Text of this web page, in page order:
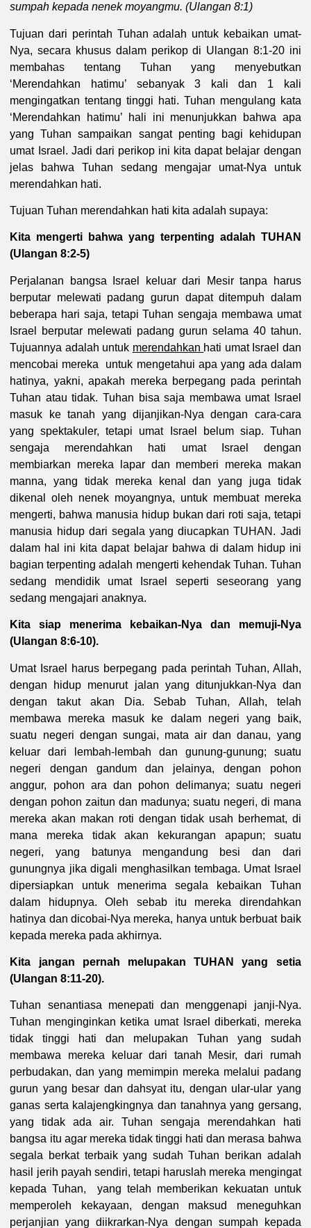
sumpah kepada nenek moyangmu. (Ulangan 8:1)
Tujuan dari perintah Tuhan adalah untuk kebaikan umat-
Nya, secara khusus dalam perikop di Ulangan 8:1-20 ini
membahas tentang Tuhan yang menyebutkan
‘Merendahkan hatimu’ sebanyak 3 kali dan 1 kali
mengingatkan tentang tinggi hati. Tuhan mengulang kata
‘Merendahkan hatimu’ hali ini menunjukkan bahwa apa
yang Tuhan sampaikan sangat penting bagi kehidupan
umat Israel. Jadi dari perikop ini kita dapat belajar dengan
jelas bahwa Tuhan sedang mengajar umat-Nya untuk
merendahkan hati.
Tujuan Tuhan merendahkan hati kita adalah supaya:
Kita mengerti bahwa yang terpenting adalah TUHAN
(Ulangan 8:2-5)
Perjalanan bangsa Israel keluar dari Mesir tanpa harus
berputar melewati padang gurun dapat ditempuh dalam
beberapa hari saja, tetapi Tuhan sengaja membawa umat
Israel berputar melewati padang gurun selama 40 tahun.
Tujuannya adalah untuk merendahkan hati umat Israel dan
mencobai mereka untuk mengetahui apa yang ada dalam
hatinya, yakni, apakah mereka berpegang pada perintah
Tuhan atau tidak. Tuhan bisa saja membawa umat Israel
masuk ke tanah yang dijanjikan-Nya dengan cara-cara
yang spektakuler, tetapi umat Israel belum siap. Tuhan
sengaja merendahkan hati umat Israel dengan
membiarkan mereka lapar dan memberi mereka makan
manna, yang tidak mereka kenal dan yang juga tidak
dikenal oleh nenek moyangnya, untuk membuat mereka
mengerti, bahwa manusia hidup bukan dari roti saja, tetapi
manusia hidup dari segala yang diucapkan TUHAN. Jadi
dalam hal ini kita dapat belajar bahwa di dalam hidup ini
bagian terpenting adalah mengerti kehendak Tuhan. Tuhan
sedang mendidik umat Israel seperti seseorang yang
sedang mengajari anaknya.
Kita siap menerima kebaikan-Nya dan memuji-Nya
(Ulangan 8:6-10).
Umat Israel harus berpegang pada perintah Tuhan, Allah,
dengan hidup menurut jalan yang ditunjukkan-Nya dan
dengan takut akan Dia. Sebab Tuhan, Allah, telah
membawa mereka masuk ke dalam negeri yang baik,
suatu negeri dengan sungai, mata air dan danau, yang
keluar dari lembah-lembah dan gunung-gunung; suatu
negeri dengan gandum dan jelainya, dengan pohon
anggur, pohon ara dan pohon delimanya; suatu negeri
dengan pohon zaitun dan madunya; suatu negeri, di mana
mereka akan makan roti dengan tidak usah berhemat, di
mana mereka tidak akan kekurangan apapun; suatu
negeri, yang batunya mengandung besi dan dari
gunungnya jika digali menghasilkan tembaga. Umat Israel
dipersiapkan untuk menerima segala kebaikan Tuhan
dalam hidupnya. Oleh sebab itu mereka direndahkan
hatinya dan dicobai-Nya mereka, hanya untuk berbuat baik
kepada mereka pada akhirnya.
Kita jangan pernah melupakan TUHAN yang setia
(Ulangan 8:11-20).
Tuhan senantiasa menepati dan menggenapi janji-Nya.
Tuhan menginginkan ketika umat Israel diberkati, mereka
tidak tinggi hati dan melupakan Tuhan yang sudah
membawa mereka keluar dari tanah Mesir, dari rumah
perbudakan, dan yang memimpin mereka melalui padang
gurun yang besar dan dahsyat itu, dengan ular-ular yang
ganas serta kalajengkingnya dan tanahnya yang gersang,
yang tidak ada air. Tuhan sengaja merendahkan hati
bangsa itu agar mereka tidak tinggi hati dan merasa bahwa
segala berkat terbaik yang sudah Tuhan berikan adalah
hasil jerih payah sendiri, tetapi haruslah mereka mengingat
kepada Tuhan, yang telah memberikan kekuatan untuk
memperoleh kekayaan, dengan maksud meneguhkan
perjanjian yang diikrarkan-Nya dengan sumpah kepada